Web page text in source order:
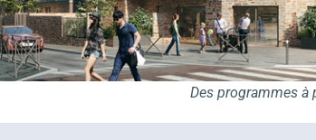
Des programmes à